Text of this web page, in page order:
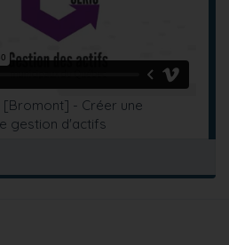
[Bromont] - Créer une
gestion d'actifs